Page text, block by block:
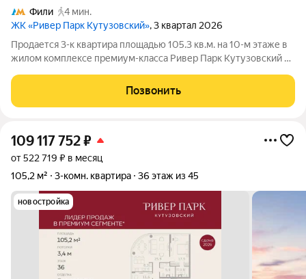
Фили
4 мин.
ЖК «Ривер Парк Кутузовский», 3 квартал 2026
Продается 3-к квартира площадью 105.3 кв.м. на 10-м этаже в
жилом комплексе премиум-класса Ривер Парк Кутузовский в
Кутузовский строится в одном из самых престижных районов
столицы Дорогомилово, на
Позвонить
109 117 752₽
от 522 719 ₽ в месяц
105,2 м²
3-комн. квартира 36 этаж из 45
новостройка